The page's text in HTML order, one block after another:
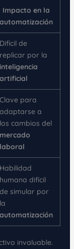
Impacto en la
automatización
Difícil de
replicar por la
inteligencia
artificial
Clave para
adaptarse a
los cambios del
mercado
laboral
Habilidad
humana difícil
de simular por
la
automatización
invaluable.